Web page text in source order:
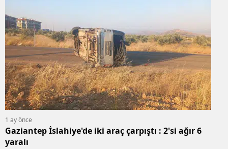
1 ay önce
Gaziantep İslahiye'de iki araç çarpıştı : 2'si ağır 6
yaralı